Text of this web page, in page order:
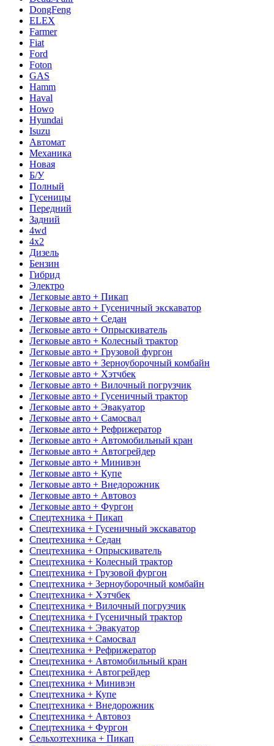
DongFeng
ELEX
Farmer
Fiat
Ford
Foton
GAS
Hamm
Haval
Howo
Hyundai
Isuzu
Автомат
Механика
Новая
Б/У
Полный
Гусеницы
Передний
Задний
4wd
4х2
Дизель
Бензин
Гибрид
Электро
Легковые авто + Пикап
Легковые авто + Гусеничный экскаватор
Легковые авто + Седан
Легковые авто + Опрыскиватель
Легковые авто + Колесный трактор
Легковые авто + Грузовой фургон
Легковые авто + Зерноуборочный комбайн
Легковые авто + Хэтчбек
Легковые авто + Вилочный погрузчик
Легковые авто + Гусеничный трактор
Легковые авто + Эвакуатор
Легковые авто + Самосвал
Легковые авто + Рефрижератор
Легковые авто + Автомобильный кран
Легковые авто + Автогрейдер
Легковые авто + Минивэн
Легковые авто + Купе
Легковые авто + Внедорожник
Легковые авто + Автовоз
Легковые авто + Фургон
Спецтехника + Пикап
Спецтехника + Гусеничный экскаватор
Спецтехника + Седан
Спецтехника + Опрыскиватель
Спецтехника + Колесный трактор
Спецтехника + Грузовой фургон
Спецтехника + Зерноуборочный комбайн
Спецтехника + Хэтчбек
Спецтехника + Вилочный погрузчик
Спецтехника + Гусеничный трактор
Спецтехника + Эвакуатор
Спецтехника + Самосвал
Спецтехника + Рефрижератор
Спецтехника + Автомобильный кран
Спецтехника + Автогрейдер
Спецтехника + Минивэн
Спецтехника + Купе
Спецтехника + Внедорожник
Спецтехника + Автовоз
Спецтехника + Фургон
Сельхозтехника + Пикап